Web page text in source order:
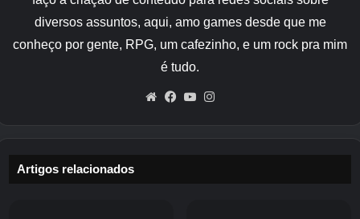
jogo.
Cada torre no Sky Lobby apresenta um
referência tem seu próprio formato, padrões de
Torre do Sino, Big Ben, Flatiron, Eiffel, Chrysler,
diversos assuntos, aqui, amo games desde que me
conheço por gente, RPG, um cafezinho, e um rock pra mim
é tudo.
WebsiteFacebook
YouTube
Artigos relacionados